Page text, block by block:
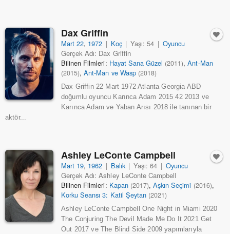
Dax Griffin
Mart 22, 1972 | Koç | Yaşı: 54 | Oyuncu
Gerçek Adı: Dax Griffin
Bilinen Filmleri: Hayat Sana Güzel (2011),Ant-Man
(2015),Ant-Man ve Wasp (2018)
Dax Griffin 22 Mart 1972 Atlanta Georgia ABD
doğumlu oyuncu Karınca Adam 2015 42 2013 ve
Karınca Adam ve Yaban Arısı 2018 ile tanınan bir
aktör...
Ashley LeConte Campbell
Mart 19, 1962 | Balık | Yaşı: 64 | Oyuncu
Gerçek Adı: Ashley LeConte Campbell
Bilinen Filmleri: Kapan (2017),Aşkın Seçimi (2016),
Korku Seansı 3: Katil Şeytan (2021)
Ashley LeConte Campbell One Night in Miami 2020
The Conjuring The Devil Made Me Do It 2021 Get
Out 2017 ve The Blind Side 2009 yapımlarıyla